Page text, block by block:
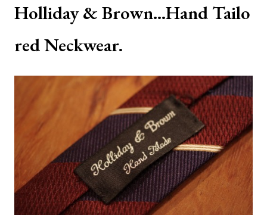
Holliday & Brown…Hand Tailo
red Neckwear.